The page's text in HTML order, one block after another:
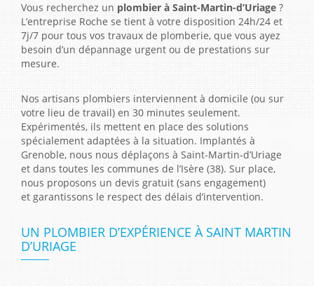
Vous recherchez un plombier à Saint-Martin-d’Uriage ?
L’entreprise Roche se tient à votre disposition 24h/24 et
7j/7 pour tous vos travaux de plomberie, que vous ayez
besoin d’un dépannage urgent ou de prestations sur
mesure.
Nos artisans plombiers interviennent à domicile (ou sur
votre lieu de travail) en 30 minutes seulement.
Expérimentés, ils mettent en place des solutions
spécialement adaptées à la situation. Implantés à
Grenoble, nous nous déplaçons à Saint-Martin-d’Uriage
et dans toutes les communes de l’Isère (38). Sur place,
nous proposons un devis gratuit (sans engagement)
et garantissons le respect des délais d’intervention.
UN PLOMBIER D’EXPÉRIENCE À SAINT MARTIN
D’URIAGE